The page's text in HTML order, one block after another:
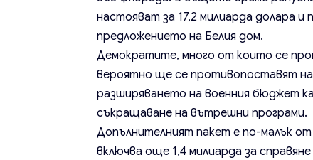
настояват за 17,2 милиарда долара
предложението на Белия дом.
Демократите, много от които се
вероятно ще се противопоставят
разширяването на военния бюджет
съкращаване на вътрешни програми.
Допълнителният пакет е по-малък
включва още 1,4 милиарда за